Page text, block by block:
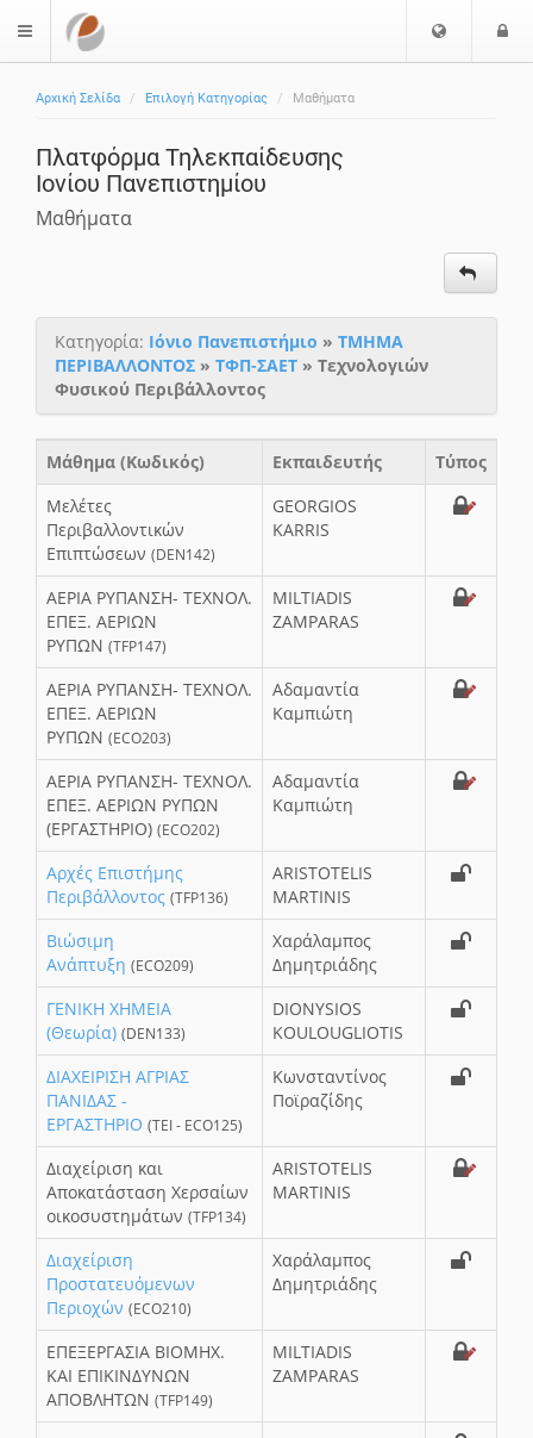
$langMenu
ώ
σ
σ
Αρχική Σελίδα Επιλογή Κατηγορίας Μαθήματα
Πλατφόρμα Τηλεκπαίδευσης
Ιονίου Πανεπιστημίου
Μαθήματα
Κατηγορία: Ιόνιο Πανεπιστήμιο » ΤΜΗΜΑ
ΠΕΡΙΒΑΛΛΟΝΤΟΣ » ΤΦΠ-ΣΑΕΤ » Τεχνολογιών
Φυσικού Περιβάλλοντος
Μάθημα (Κωδικός) Εκπαιδευτής
Τύπος
Mελέτες
Περιβαλλοντικών
Επιπτώσεων (DEN142)
GEORGIOS
KARRIS
ΑΕΡΙΑ ΡΥΠΑΝΣΗ- ΤΕΧΝΟΛ.
ΕΠΕΞ. ΑΕΡΙΩΝ
ΡΥΠΩΝ (TFP147)
MILTIADΙS
ZAMPARAS
ΑΕΡΙΑ ΡΥΠΑΝΣΗ- ΤΕΧΝΟΛ.
ΕΠΕΞ. ΑΕΡΙΩΝ
ΡΥΠΩΝ (ECO203)
Αδαμαντία
Καμπιώτη
ΑΕΡΙΑ ΡΥΠΑΝΣΗ- ΤΕΧΝΟΛ.
ΕΠΕΞ. ΑΕΡΙΩΝ ΡΥΠΩΝ
(ΕΡΓΑΣΤΗΡΙΟ) (ECO202)
Αδαμαντία
Καμπιώτη
Αρχές Επιστήμης
Περιβάλλοντος (TFP136)
ARISTOTELIS
MARTINIS
Βιώσιμη
Ανάπτυξη (ECO209)
Χαράλαμπος
Δημητριάδης
ΓΕΝΙΚΗ ΧΗΜΕΙΑ
(Θεωρία) (DEN133)
DIONΥSIOS
KOULOUGLIOTIS
ΔΙΑΧΕΙΡΙΣΗ ΑΓΡΙΑΣ
ΠΑΝΙΔΑΣ -
ΕΡΓΑΣΤΗΡΙΟ (ΤΕΙ - ECO125)
Κωνσταντίνος
Ποϊραζίδης
Διαχείριση και
Αποκατάσταση Χερσαίων
οικοσυστημάτων (TFP134)
ARISTOTELIS
MARTINIS
Διαχείριση
Προστατευόμενων
Περιοχών (ECO210)
Χαράλαμπος
Δημητριάδης
ΕΠΕΞΕΡΓΑΣΙΑ ΒΙΟΜΗΧ.
ΚΑΙ ΕΠΙΚΙΝΔΥΝΩΝ
ΑΠΟΒΛΗΤΩΝ (TFP149)
MILTIADIS
ZAMPARAS